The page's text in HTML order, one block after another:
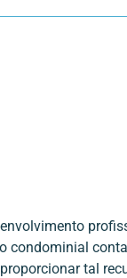
condominial
tal